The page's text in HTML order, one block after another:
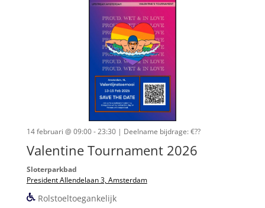
14 februari @ 09:00 - 23:30 | Deelname bijdrage: €??
Valentine Tournament 2026
Sloterparkbad
President Allendelaan 3, Amsterdam
Rolstoeltoegankelijk